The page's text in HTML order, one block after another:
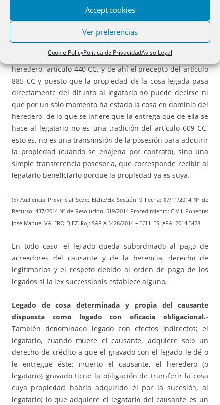
Accept cookies
Ver preferencias
Cookie PolicyPolítica de PrivacidadAviso Legal
legatario tenga derecho al legado desde el momento de la
muerte del testador y adquiera desde ese mismo momento
la propiedad de la cosa legada cuando es específica,
determinada y propia del testador, conforme al artículo
882 del CC, le falta la posesión transmitida de derecho al
heredero, artículo 440 CC, y de ahí el precepto del artículo
885 CC y puesto que la propiedad de la cosa legada pasa
directamente del difunto al legatario no puede decirse ni
que por un sólo momento ha estado la cosa en dominio del
heredero, de lo que se infiere que la entrega que de ella se
hace al legatario no es una tradición del artículo 609 CC,
esto es, no es una transmisión de la posesión para adquirir
la propiedad (cuando se enajena por contrato), sino una
simple transferencia posesoria, que corresponde recibir al
legatario beneficiario porque la propiedad ya es suya.
(5) Audiencia Provincial Sede: Elche/Elx Sección: 9 Fecha: 07/11/2014 Nº de
Recurso: 437/2014 Nº de Resolución: 519/2014 Procedimiento: CIVIL Ponente:
José Manuel VALERO DIEZ. Roj: SAP A 3428/2014 – ECLI: ES: APA: 2014:3428
En todo caso, el legado queda subordinado al pago de
acreedores del causante y de la herencia, derecho de
legitimarios y el respeto debido al orden de pago de los
legados si la lex successionis establece alguno.
Legado de cosa determinada y propia del causante
dispuesta como legado con eficacia obligacional.-
También denominado legado con efectos indirectos; el
legatario, cuando muere el causante, adquiere solo un
derecho de crédito a que el gravado con el legado le dé o
le entregue éste; muerto el causante, el heredero (o
legatario) gravado tiene la obligación de transferir la cosa
cuya propiedad habría adquirido él por la sucesión, al
legatario; lo que adquiere el legatario del causante es un